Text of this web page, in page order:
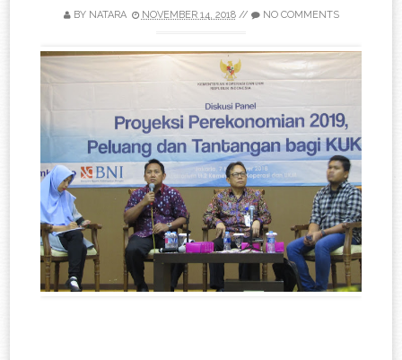
BY NATARA NOVEMBER 14, 2018// NO COMMENTS